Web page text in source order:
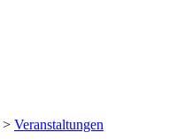
> Veranstaltungen